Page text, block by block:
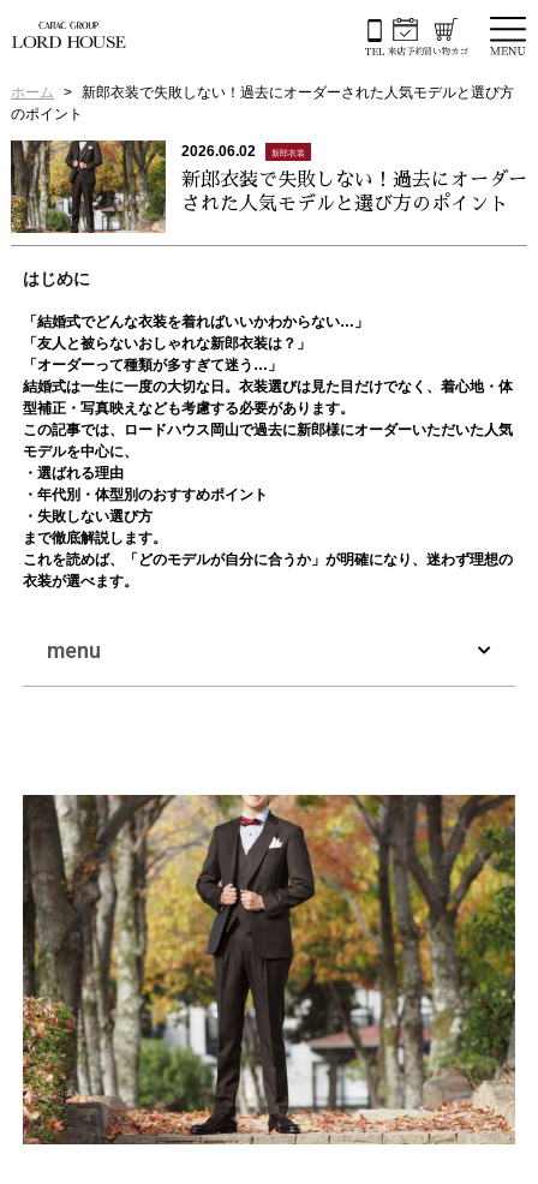
ホーム
新郎衣装で失敗しない！過去にオーダーされた人気モデルと選び方
のポイント
2026.06.02 新郎衣装
新郎衣装で失敗しない！過去にオーダー
された人気モデルと選び方のポイント
はじめに
「結婚式でどんな衣装を着ればいいかわからない…」
「友人と被らないおしゃれな新郎衣装は？」
「オーダーって種類が多すぎて迷う…」
結婚式は一生に一度の大切な日。衣装選びは見た目だけでなく、 着心地・体
型補正・写真映え なども考慮する必要があります。
この記事では、ロードハウス岡山で過去に新郎様にオーダーいただいた人気
モデルを中心に、
・選ばれる理由
・年代別・体型別のおすすめポイント
・失敗しない選び方
まで徹底解説します。
これを読めば、「どのモデルが自分に合うか」が明確になり、迷わず理想の
衣装が選べます。
menu